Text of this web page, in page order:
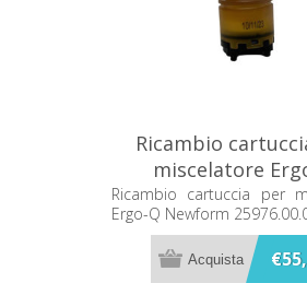
Ricambio
miscelatore
Newform
Ricambio cartuccia per
Ergo-Q Newform